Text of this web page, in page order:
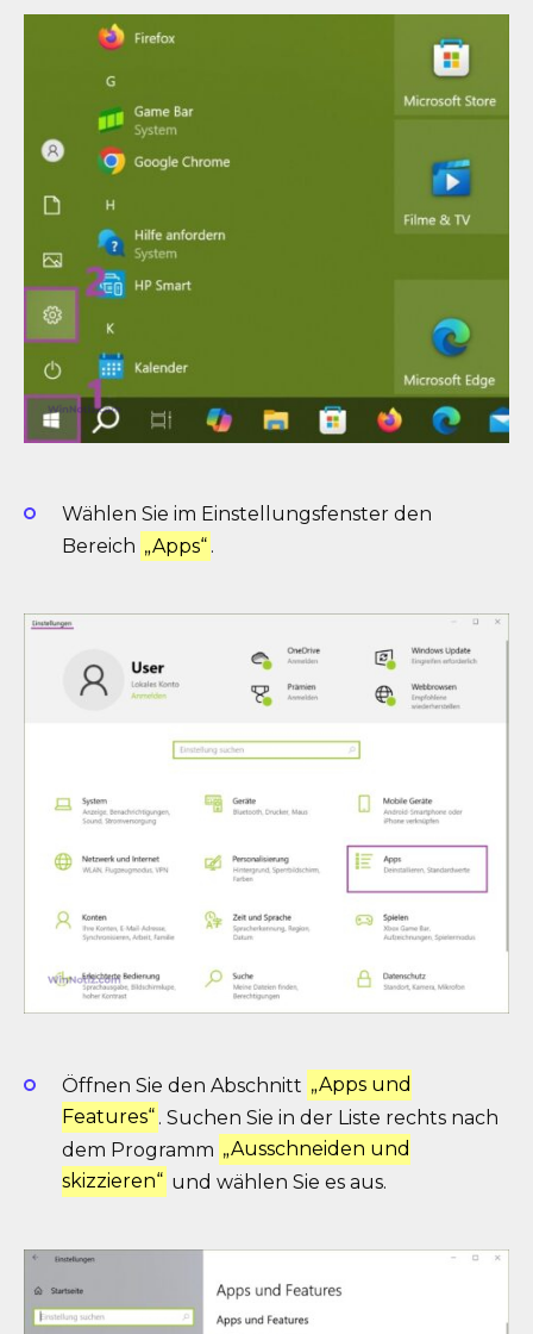
Wählen Sie im Einstellungsfenster den
Bereich „Apps“ .
Öffnen Sie den Abschnitt „Apps und
Features“ . Suchen Sie in der Liste rechts nach
dem Programm „Ausschneiden und
skizzieren“ und wählen Sie es aus.